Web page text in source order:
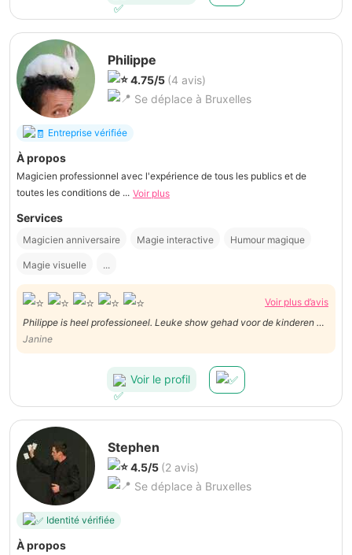
Philippe
4.75/5 (4 avis)
Se déplace à Bruxelles
Entreprise vérifiée
À propos
Magicien professionnel avec l'expérience de tous les publics et de
toutes les conditions de ... Voir plus
Services
Magicien anniversaire Magie interactive Humour magique
Magie visuelle ...
Voir plus d’avis
Philippe is heel professioneel. Leuke show gehad voor de kinderen en
ook voor de volwassenen.
Janine
Voir le profil
Stephen
4.5/5 (2 avis)
Se déplace à Bruxelles
Identité vérifiée
À propos